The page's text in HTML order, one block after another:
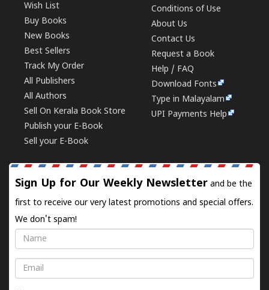
Wish List
Buy Books
New Books
Best Sellers
Track My Order
All Publishers
All Authors
Sell On Kerala Book Store
Publish your E-Book
Sell your E-Book
Conditions of Use
About Us
Contact Us
Request a Book
Help / FAQ
Download Fonts
Type in Malayalam
UPI Payments Help
Sign Up for Our Weekly Newsletter and be the
first to receive our very latest promotions and special offers.
We don't spam!
Name
Email